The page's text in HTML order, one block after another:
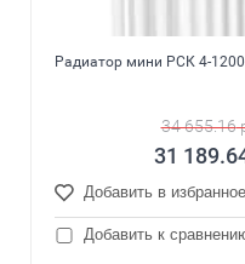
Радиатор мини РСК 4-
34 655.16
31
Добавить в избранное
Добавить к